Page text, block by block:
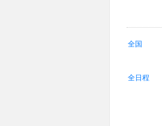
全国
全日程